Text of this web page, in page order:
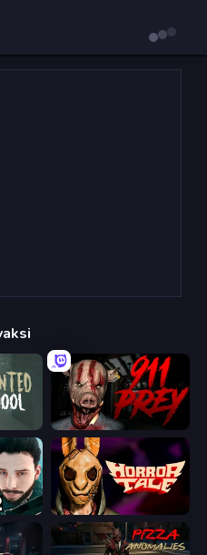
911: Prey
Horror Tale